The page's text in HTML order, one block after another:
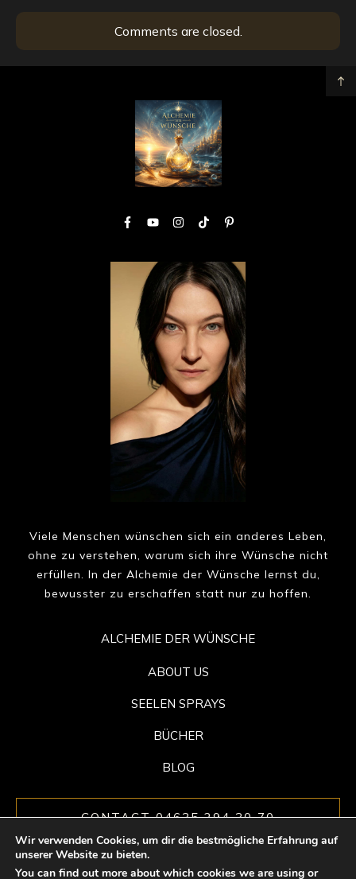
Comments are closed.
Viele Menschen wünschen sich ein anderes Leben,
ohne zu verstehen, warum sich ihre Wünsche nicht
erfüllen. In der Alchemie der Wünsche lernst du,
bewusster zu erschaffen statt nur zu hoffen.
ALCHEMIE DER WÜNSCHE
ABOUT US
SEELEN SPRAYS
BÜCHER
BLOG
CONTACT 04635 294 30 70
Wir verwenden Cookies, um dir die bestmögliche Erfahrung auf
unserer Website zu bieten.
You can find out more about which cookies we are using or